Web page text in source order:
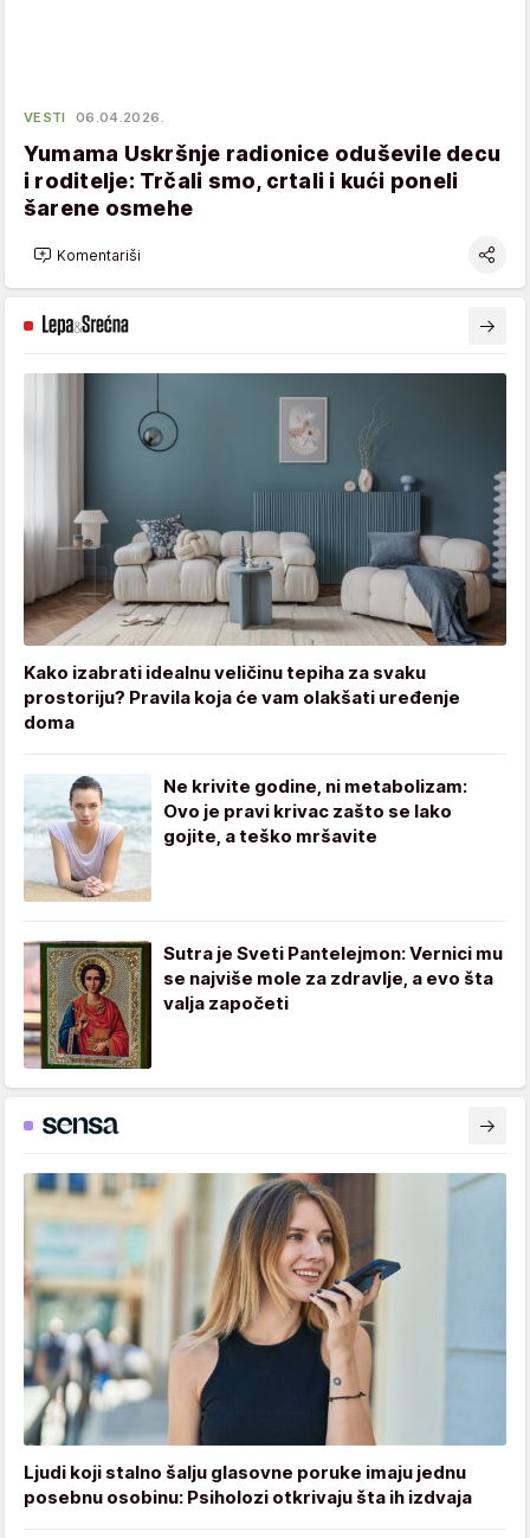
VESTI 06.04.2026.
Yumama Uskršnje radionice oduševile decu
i roditelje: Trčali smo, crtali i kući poneli
šarene osmehe
Komentariši
Kako izabrati idealnu veličinu tepiha za svaku
prostoriju? Pravila koja će vam olakšati uređenje
doma
Ne krivite godine, ni metabolizam:
Ovo je pravi krivac zašto se lako
gojite, a teško mršavite
Sutra je Sveti Pantelejmon: Vernici mu
se najviše mole za zdravlje, a evo šta
valja započeti
Ljudi koji stalno šalju glasovne poruke imaju jednu
posebnu osobinu: Psiholozi otkrivaju šta ih izdvaja